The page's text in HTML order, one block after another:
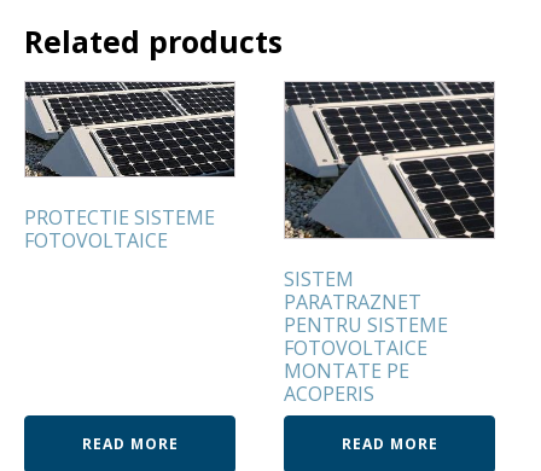
Related products
PROTECTIE SISTEME
FOTOVOLTAICE
READ MORE
SISTEM
PARATRAZNET
PENTRU SISTEME
FOTOVOLTAICE
MONTATE PE
ACOPERIS
READ MORE